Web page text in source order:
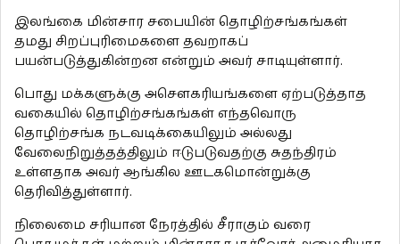
இலங்கை மின்சார சபையின் தொழிற்சங்கங்கள்
தமது சிறப்புரிமைகளை தவறாகப்
பயன்படுத்துகின்றன என்றும் அவர் சாடியுள்ளார்.
பொது மக்களுக்கு அசௌகரியங்களை ஏற்படுத்தாத
வகையில் தொழிற்சங்கங்கள் எந்தவொரு
தொழிற்சங்க நடவடிக்கையிலும் அல்லது
வேலைநிறுத்தத்திலும் ஈடுபடுவதற்கு சுதந்திரம்
உள்ளதாக அவர் ஆங்கில ஊடகமொன்றுக்கு
தெரிவித்துள்ளார்.
நிலைமை சரியான நேரத்தில் சீராகும் வரை